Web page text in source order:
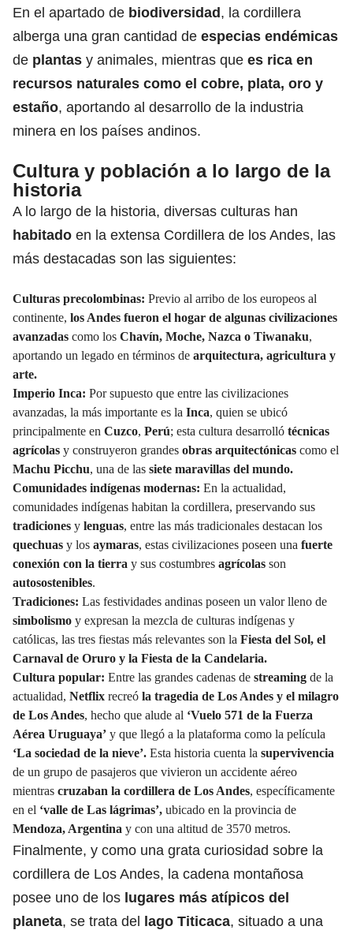
En el apartado de biodiversidad, la cordillera
alberga una gran cantidad de especias endémicas
de plantas y animales, mientras que es rica en
recursos naturales como el cobre, plata, oro y
estaño, aportando al desarrollo de la industria
minera en los países andinos.
Cultura y población a lo largo de la
historia
A lo largo de la historia, diversas culturas han
habitado en la extensa Cordillera de los Andes, las
más destacadas son las siguientes:
Culturas precolombinas: Previo al arribo de los europeos al
continente, los Andes fueron el hogar de algunas civilizaciones
avanzadas como los Chavín, Moche, Nazca o Tiwanaku,
aportando un legado en términos de arquitectura, agricultura y
arte.
Imperio Inca: Por supuesto que entre las civilizaciones
avanzadas, la más importante es la Inca, quien se ubicó
principalmente en Cuzco, Perú; esta cultura desarrolló técnicas
agrícolas y construyeron grandes obras arquitectónicas como el
Machu Picchu, una de las siete maravillas del mundo.
Comunidades indígenas modernas: En la actualidad,
comunidades indígenas habitan la cordillera, preservando sus
tradiciones y lenguas, entre las más tradicionales destacan los
quechuas y los aymaras, estas civilizaciones poseen una fuerte
conexión con la tierra y sus costumbres agrícolas son
autosostenibles.
Tradiciones: Las festividades andinas poseen un valor lleno de
simbolismo y expresan la mezcla de culturas indígenas y
católicas, las tres fiestas más relevantes son la Fiesta del Sol, el
Carnaval de Oruro y la Fiesta de la Candelaria.
Cultura popular: Entre las grandes cadenas de streaming de la
actualidad, Netflix recreó la tragedia de Los Andes y el milagro
de Los Andes, hecho que alude al ‘Vuelo 571 de la Fuerza
Aérea Uruguaya’ y que llegó a la plataforma como la película
‘La sociedad de la nieve’. Esta historia cuenta la supervivencia
de un grupo de pasajeros que vivieron un accidente aéreo
mientras cruzaban la cordillera de Los Andes, específicamente
en el ‘valle de Las lágrimas’, ubicado en la provincia de
Mendoza, Argentina y con una altitud de 3570 metros.
Finalmente, y como una grata curiosidad sobre la
cordillera de Los Andes, la cadena montañosa
posee uno de los lugares más atípicos del
planeta, se trata del lago Titicaca, situado a una